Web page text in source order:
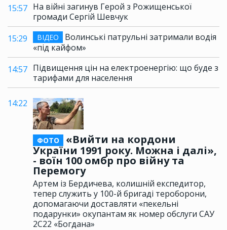
15:57 На війні загинув Герой з Рожищенської
громади Сергій Шевчук
15:29
ВІДЕО
Волинські патрульні затримали водія
«під кайфом»
14:57 Підвищення цін на електроенергію: що буде з
тарифами для населення
14:22
ФОТО
«Вийти на кордони
України 1991 року. Можна і далі»,
- воїн 100 омбр про війну та
Перемогу
Артем із Бердичева, колишній експедитор,
тепер служить у 100-й бригаді тероборони,
допомагаючи доставляти «пекельні
подарунки» окупантам як номер обслуги САУ
2С22 «Богдана»